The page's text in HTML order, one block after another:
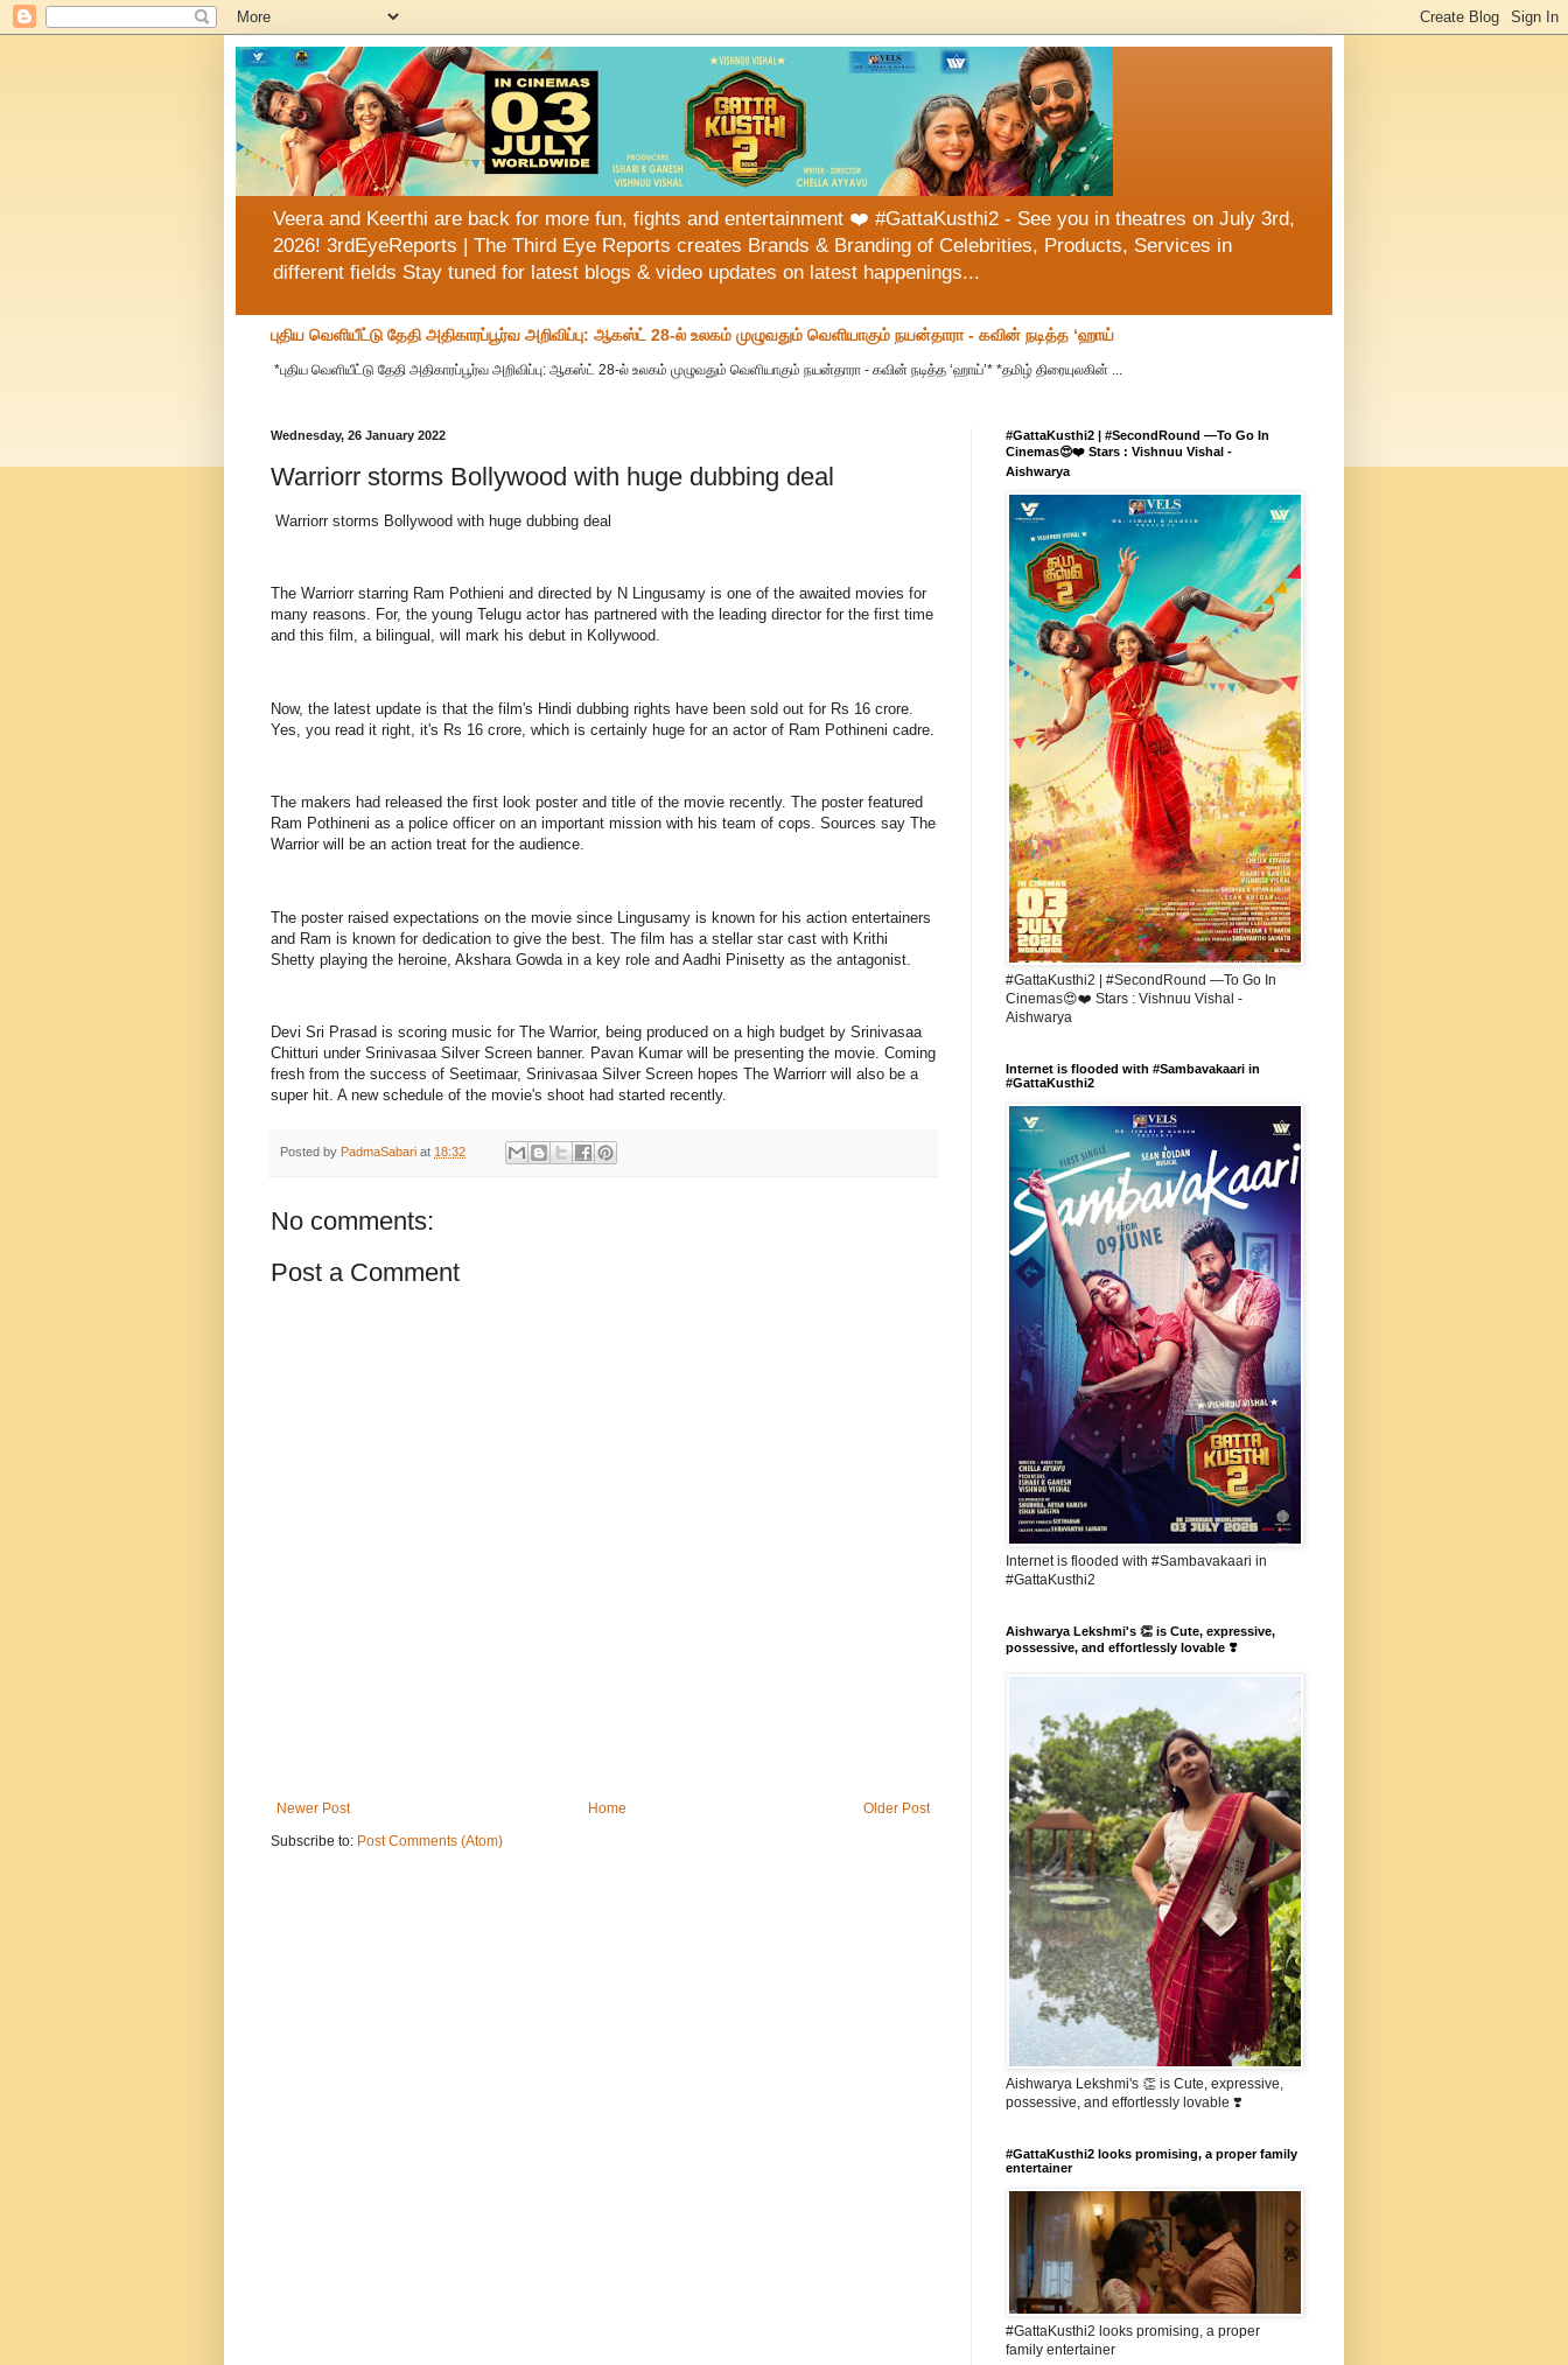
Veera and Keerthi are back for more fun, fights and entertainment ❤️ #GattaKusthi2 - See you in theatres on July 3rd,
2026! 3rdEyeReports | The Third Eye Reports creates Brands & Branding of Celebrities, Products, Services in
different fields Stay tuned for latest blogs & video updates on latest happenings...
புதிய வெளியீட்டு தேதி அதிகாரப்பூர்வ அறிவிப்பு: ஆகஸ்ட் 28-ல் உலகம் முழுவதும் வெளியாகும் நயன்தாரா - கவின் நடித்த ‘ஹாய்
*புதிய வெளியீட்டு தேதி அதிகாரப்பூர்வ அறிவிப்பு: ஆகஸ்ட் 28-ல் உலகம் முழுவதும் வெளியாகும் நயன்தாரா - கவின் நடித்த ‘ஹாய்’* *தமிழ் திரையுலகின் ...
Wednesday, 26 January 2022
Warriorr storms Bollywood with huge dubbing deal
Warriorr storms Bollywood with huge dubbing deal
The Warriorr starring Ram Pothieni and directed by N Lingusamy is one of the awaited movies for
many reasons. For, the young Telugu actor has partnered with the leading director for the first time
and this film, a bilingual, will mark his debut in Kollywood.
Now, the latest update is that the film's Hindi dubbing rights have been sold out for Rs 16 crore.
Yes, you read it right, it's Rs 16 crore, which is certainly huge for an actor of Ram Pothineni cadre.
The makers had released the first look poster and title of the movie recently. The poster featured
Ram Pothineni as a police officer on an important mission with his team of cops. Sources say The
Warrior will be an action treat for the audience.
The poster raised expectations on the movie since Lingusamy is known for his action entertainers
and Ram is known for dedication to give the best. The film has a stellar star cast with Krithi
Shetty playing the heroine, Akshara Gowda in a key role and Aadhi Pinisetty as the antagonist.
Devi Sri Prasad is scoring music for The Warrior, being produced on a high budget by Srinivasaa
Chitturi under Srinivasaa Silver Screen banner. Pavan Kumar will be presenting the movie. Coming
fresh from the success of Seetimaar, Srinivasaa Silver Screen hopes The Warriorr will also be a
super hit. A new schedule of the movie's shoot had started recently.
Posted by PadmaSabari at 18:32
No comments:
Post a Comment
Newer Post Older Post
Home
Subscribe to: Post Comments (Atom)
#GattaKusthi2 | #SecondRound —To Go In
Cinemas😍❤️ Stars : Vishnuu Vishal -
Aishwarya
#GattaKusthi2 | #SecondRound —To Go In
Cinemas😍❤️ Stars : Vishnuu Vishal -
Aishwarya
Internet is flooded with #Sambavakaari in
#GattaKusthi2
Internet is flooded with #Sambavakaari in
#GattaKusthi2
Aishwarya Lekshmi's 👏 is Cute, expressive,
possessive, and effortlessly lovable ❣️
Aishwarya Lekshmi's 👏 is Cute, expressive,
possessive, and effortlessly lovable ❣️
#GattaKusthi2 looks promising, a proper family
entertainer
#GattaKusthi2 looks promising, a proper
family entertainer